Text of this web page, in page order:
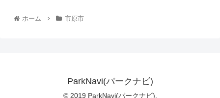
ホーム 市原市
ParkNavi(パークナビ)
© 2019 ParkNavi(パークナビ).